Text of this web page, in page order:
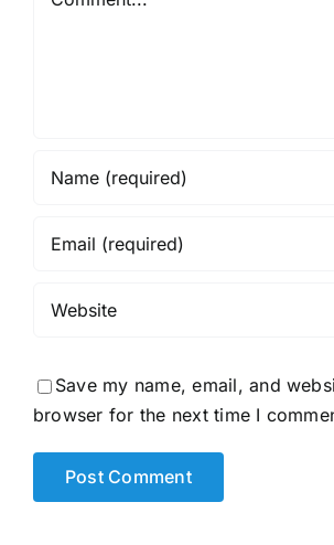
Save my name, email, and
browser for the next time I